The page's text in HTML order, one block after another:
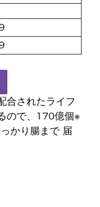
合されたライフ
ので、170億個※
かり腸まで 届